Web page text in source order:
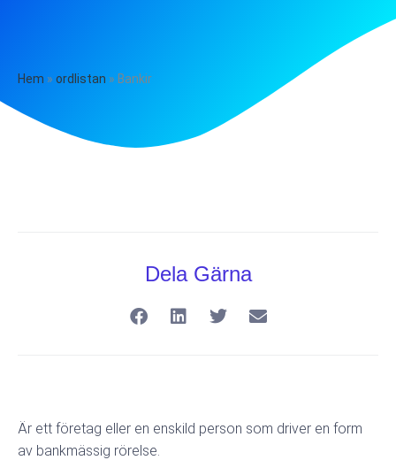
Hem » ordlistan » Bankir
Dela Gärna
Är ett företag eller en enskild person som driver en form
av bankmässig rörelse.